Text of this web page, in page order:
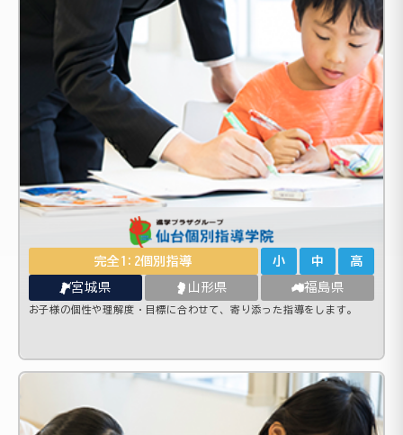
完全1:2個別指導 小 中 高
宮城県 山形県 福島県
お子様の個性や理解度・目標に合わせて、寄り添った指導をします。